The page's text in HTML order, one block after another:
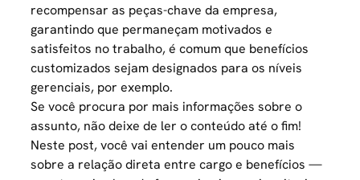
recompensar as peças-chave da empresa,
garantindo que permaneçam motivados e
satisfeitos no trabalho, é comum que benefícios
customizados sejam designados para os níveis
gerenciais, por exemplo.
Se você procura por mais informações sobre o
assunto, não deixe de ler o conteúdo até o fim!
Neste post, você vai entender um pouco mais
sobre a relação direta entre cargo e benefícios —